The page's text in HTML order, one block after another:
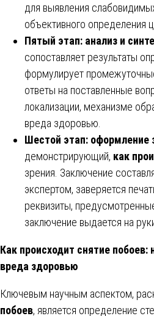
для выявления
объективного определения
Пятый этап: анализ и
сопоставляет результаты
формулирует
ответы на поставленные
локализации, механизме
вреда здоровью.
Шестой этап: оформление
демонстрирующий, как
зрения. Заключение
экспертом, заверяется
реквизиты,
заключение выдается на
Как происходит снятие
вреда здоровью
Ключевым научным аспектом,
побоев, является определение